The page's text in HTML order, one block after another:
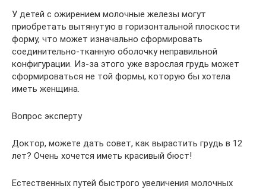
У детей с ожирением молочные железы могут
приобретать вытянутую в горизонтальной плоскости
форму, что может изначально сформировать
соединительно-тканную оболочку неправильной
конфигурации. Из-за этого уже взрослая грудь может
сформироваться не той формы, которую бы хотела
иметь женщина.
Вопрос эксперту
Доктор, можете дать совет, как вырастить грудь в 12
лет? Очень хочется иметь красивый бюст!
Естественных путей быстрого увеличения молочных